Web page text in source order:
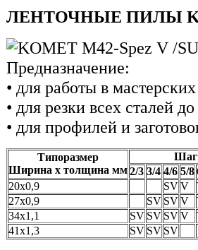
ЛЕНТОЧНЫЕ ПИЛЫ
Предназначение:
• для работы в мастерских
• для резки всех сталей
• для профилей и
Типоразмер
Ширина х толщина мм
Шаг
2/3 3/4 4/6 5/8
20х0,9
SVV
27х0,9
SV SVV
34х1,1
SV SV SVV
41х1,3
SV SV SV